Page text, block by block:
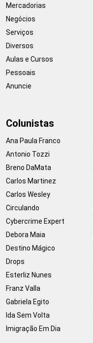
Mercadorias
Negócios
Serviços
Diversos
Aulas e Cursos
Pessoais
Anuncie
Colunistas
Ana Paula Franco
Antonio Tozzi
Breno DaMata
Carlos Martinez
Carlos Wesley
Circulando
Cybercrime Expert
Debora Maia
Destino Mágico
Drops
Esterliz Nunes
Franz Valla
Gabriela Egito
Ida Sem Volta
Imigração Em Dia